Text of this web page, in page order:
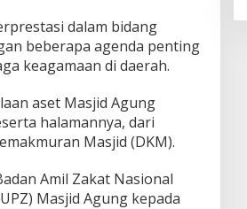
dalam bidang
beberapa agenda penting
keagamaan di daerah.
aset Masjid Agung
halamannya, dari
Masjid (DKM).
Amil Zakat Nasional
Masjid Agung kepada